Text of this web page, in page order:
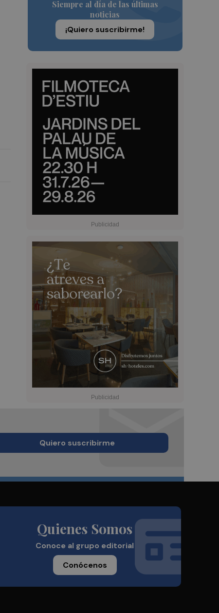
Siempre al día de las últimas
noticias
¡Quiero suscribirme!
Quiero suscribirme
Quienes Somos
Conoce al grupo editorial
Conócenos